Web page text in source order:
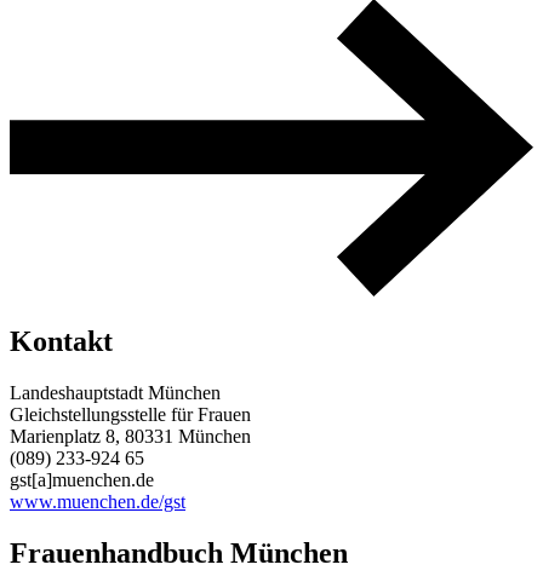
Kontakt
Landeshauptstadt München
Gleichstellungsstelle für Frauen
Marienplatz 8, 80331 München
(089) 233-924 65
gst[a]muenchen.de
www.muenchen.de/gst
Frauenhandbuch München